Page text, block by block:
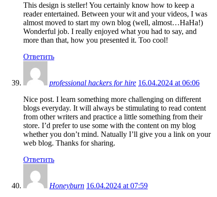
This design is steller! You certainly know how to keep a
reader entertained. Between your wit and your videos, I was
almost moved to start my own blog (well, almost…HaHa!)
Wonderful job. I really enjoyed what you had to say, and
more than that, how you presented it. Too cool!
Ответить
professional hackers for hire 16.04.2024 at 06:06
Nice post. I learn something more challenging on different
blogs everyday. It will always be stimulating to read content
from other writers and practice a little something from their
store. I’d prefer to use some with the content on my blog
whether you don’t mind. Natually I’ll give you a link on your
web blog. Thanks for sharing.
Ответить
Honeyburn 16.04.2024 at 07:59